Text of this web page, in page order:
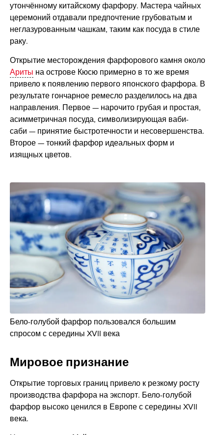
утончённому китайскому фарфору. Мастера чайных
церемоний отдавали предпочтение грубоватым и
неглазурованным чашкам, таким как посуда в стиле
раку.
Открытие месторождения фарфорового камня около
Ариты на острове Кюсю примерно в то же время
привело к появлению первого японского фарфора. В
результате гончарное ремесло разделилось на два
направления. Первое — нарочито грубая и простая,
асимметричная посуда, символизирующая ваби-
саби — принятие быстротечности и несовершенства.
Второе — тонкий фарфор идеальных форм и
изящных цветов.
Бело-голубой фарфор пользовался большим
спросом с середины XVII века
Мировое признание
Открытие торговых границ привело к резкому росту
производства фарфора на экспорт. Бело-голубой
фарфор высоко ценился в Европе с середины XVII
века.